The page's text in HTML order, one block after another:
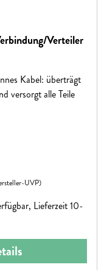
Verteiler
Kabel: überträgt
versorgt alle Teile
UVP)
Lieferzeit 10-